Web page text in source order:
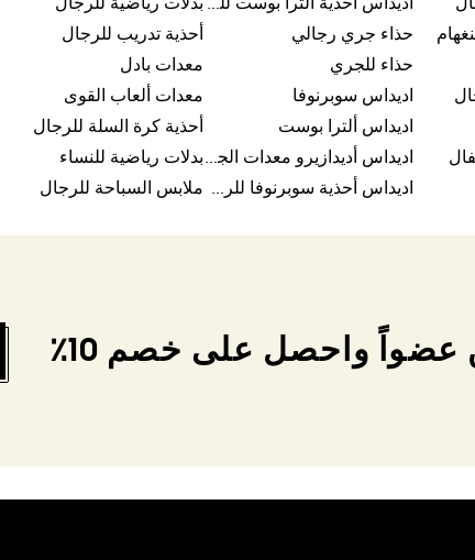
اديداس أحذية ألترا بوست للرجال بدلات رياضية للرجال
حذاء جري رجالي أحذية تدريب للرجال
حذاء للجري معدات بادل
اديداس سوبرنوفا معدات ألعاب القوى
اديداس ألترا بوست أحذية كرة السلة للرجال
اديداس أديدازيرو معدات الجريبدلات رياضية للنساء
اديداس أحذية سوبرنوفا للرجال ملابس السباحة للرجال
عضواً واحصل على خصم 10٪